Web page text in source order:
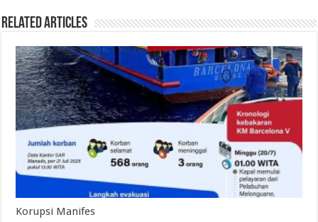
Related Articles
Korupsi Manifes